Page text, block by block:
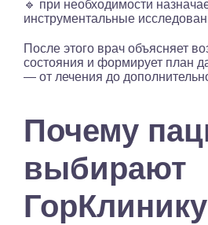
🔹 при необходимости
инструментальные
После этого врач объясняет
состояния и формирует план
— от лечения до
Почему
выбирают
ГорКлинику